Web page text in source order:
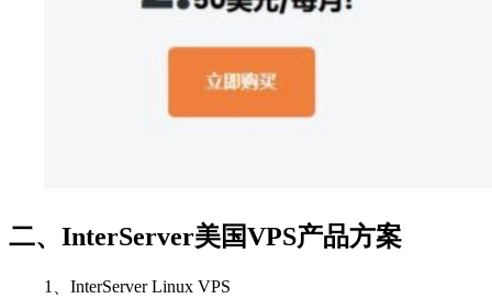
二、InterServer美国VPS产品方案
1、InterServer Linux VPS